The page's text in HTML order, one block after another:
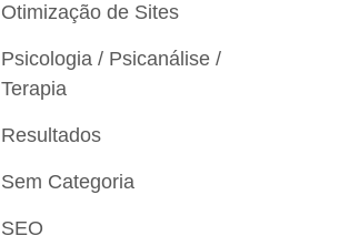
Otimização de Sites
Psicologia / Psicanálise /
Terapia
Resultados
Sem Categoria
SEO